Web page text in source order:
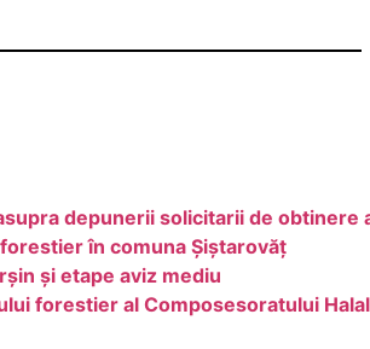
depunerii solicitarii de obtinere
în comuna Șiștarovăț
și etape aviz mediu
forestier al Composesoratului